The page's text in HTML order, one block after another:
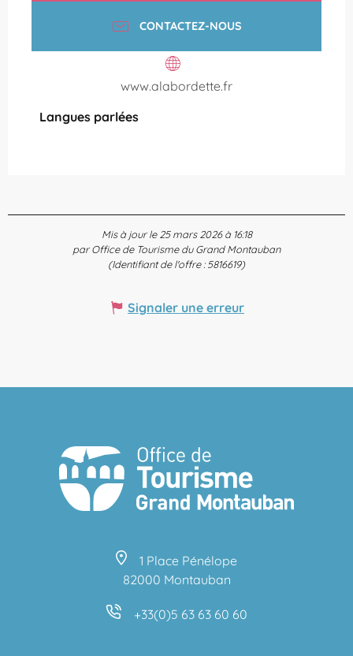
CONTACTEZ-NOUS
www.alabordette.fr
Langues parlées
Langues parlées
Mis à jour le 25 mars 2026 à 16:18
par Office de Tourisme du Grand Montauban
(Identifiant de l'offre :5816619)
Signaler une erreur
1 Place Pénélope
82000 Montauban
+33(0)5 63 63 60 60